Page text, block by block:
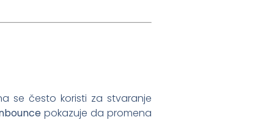
se često koristi za stvaranje
pokazuje da promena